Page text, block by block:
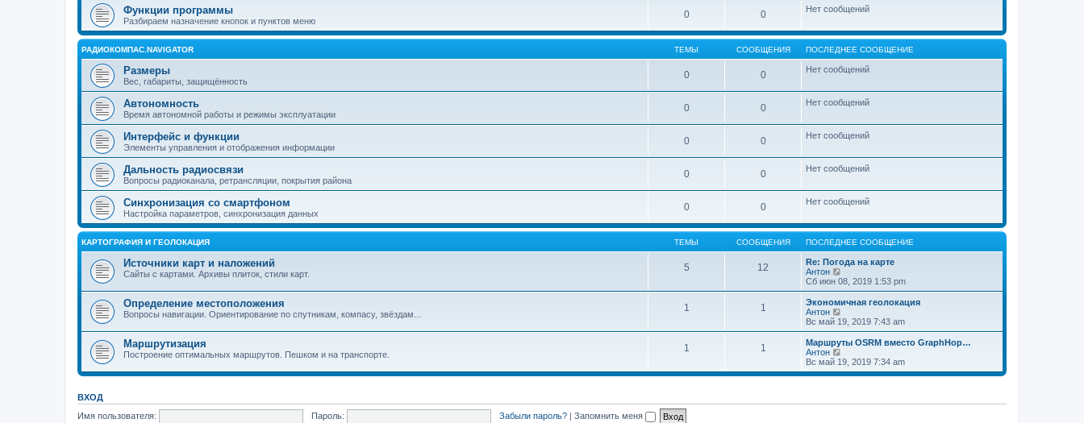
с
д
н
е
м
у
о
о
щ
е
н
ю
е
и
к
п
о
с
е
д
е
м
у
о
о
щ
е
ю
Функции программы
Разбираем назначение кнопок и пунктов меню
0 0 Нет сообщений
РАДИОКОМПАС.NAVIGATOR ТЕМЫ СООБЩЕНИЯ ПОСЛЕДНЕЕ СООБЩЕНИЕ
Размеры
Вес, габариты, защищённость
0 0 Нет сообщений
Автономность
Время автономной работы и режимы эксплуатации
0 0 Нет сообщений
Интерфейс и функции
Элементы управления и отображения информации
0 0 Нет сообщений
Дальность радиосвязи
Вопросы радиоканала, ретрансляции, покрытия района
0 0 Нет сообщений
Синхронизация со смартфоном
Настройка параметров, синхронизация данных
0 0 Нет сообщений
КАРТОГРАФИЯ И ГЕОЛОКАЦИЯ ТЕМЫ СООБЩЕНИЯ ПОСЛЕДНЕЕ СООБЩЕНИЕ
Источники карт и наложений
Сайты с картами. Архивы плиток, стили карт.
5 12
Re: Погода на карте
Антон
е
р
е
т
п
о
с
л
н
Сб июн 08, 2019 1:53 pm
Определение местоположения
Вопросы навигации. Ориентирование по спутникам, компасу, звёздам...
1 1
Экономичная геолокация
Антон
е
р
е
т
к
с
Вс май 19, 2019 7:43 am
Маршрутизация
Построение оптимальных маршрутов. Пешком и на транспорте.
1 1
Маршруты OSRM вместо GraphHop…
Антон
е
р
Вс май 19, 2019 7:34 am
ВХОД
Имя пользователя:
Пароль: Забыли пароль? | Запомнить меня